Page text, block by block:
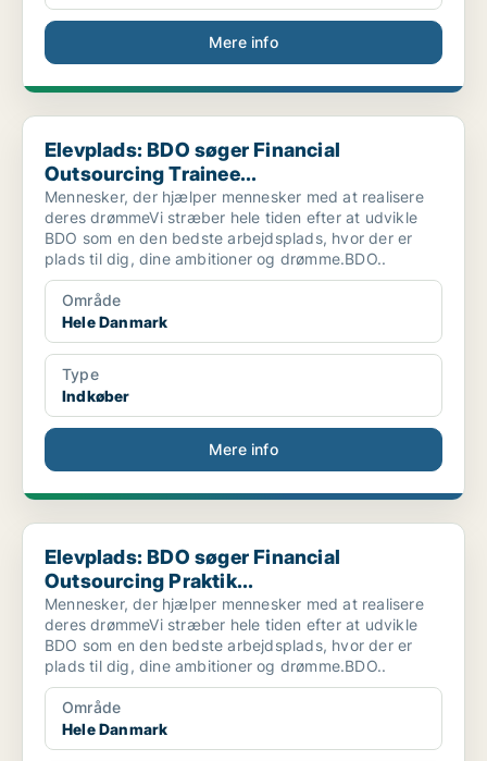
Mere info
Elevplads: BDO søger Financial Outsourcing Trainee...
Elevplads: BDO søger Financial
Outsourcing Trainee...
Mennesker, der hjælper mennesker med at realisere
deres drømmeVi stræber hele tiden efter at udvikle
BDO som en den bedste arbejdsplads, hvor der er
plads til dig, dine ambitioner og drømme.BDO..
Område
Hele Danmark
Type
Indkøber
Mere info
Elevplads: BDO søger Financial Outsourcing Praktik...
Elevplads: BDO søger Financial
Outsourcing Praktik...
Mennesker, der hjælper mennesker med at realisere
deres drømmeVi stræber hele tiden efter at udvikle
BDO som en den bedste arbejdsplads, hvor der er
plads til dig, dine ambitioner og drømme.BDO..
Område
Hele Danmark